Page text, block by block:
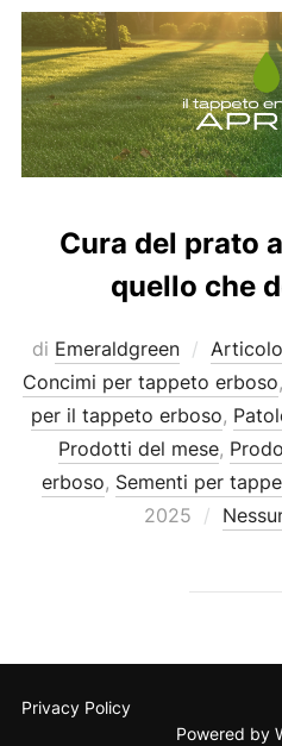
Cura del prato
quello che
di Emeraldgreen
Concimi per tappeto erboso,
per il tappeto erboso,
Prodotti del mese,
erboso, Sementi per
2025
Privacy Policy
Powered by